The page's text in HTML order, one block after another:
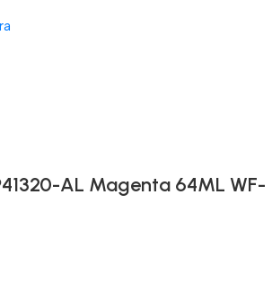
AL Magenta 64ML WF-